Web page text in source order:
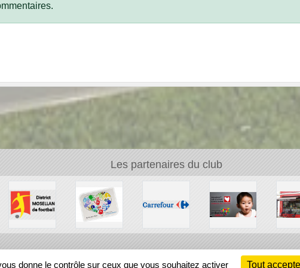
Les partenaires du club
donne le contrôle sur ceux que vous souhaitez activer Tout